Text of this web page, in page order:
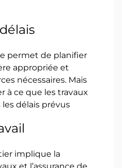
permet de planifier
appropriée et
nécessaires. Mais
à ce que les travaux
délais prévus
implique la
et l’assurance de